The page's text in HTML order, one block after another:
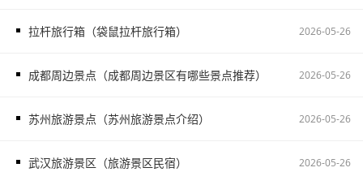
拉杆旅行箱（袋鼠拉杆旅行箱） 2026-05-26
成都周边景点（成都周边景区有哪些景点推荐） 2026-05-26
苏州旅游景点（苏州旅游景点介绍） 2026-05-26
武汉旅游景区（旅游景区民宿） 2026-05-26